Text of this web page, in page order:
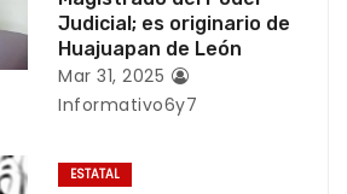
Judicial; es originario de
Huajuapan de León
Mar 31, 2025
Informativo6y7
ESTATAL